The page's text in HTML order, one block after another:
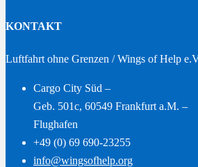
KONTAKT
Luftfahrt ohne Grenzen / Wings of Help
Cargo City Süd –
Geb. 501c, 60549 Frankfurt a.M. –
Flughafen
+49 (0) 69 690-23255
info@wingsofhelp.org